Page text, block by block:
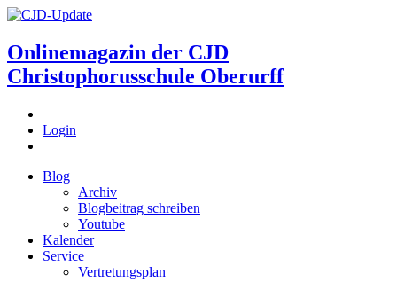
Onlinemagazin der CJD
Christophorusschule Oberurff
Login
Blog
Archiv
Blogbeitrag schreiben
Youtube
Kalender
Service
Vertretungsplan